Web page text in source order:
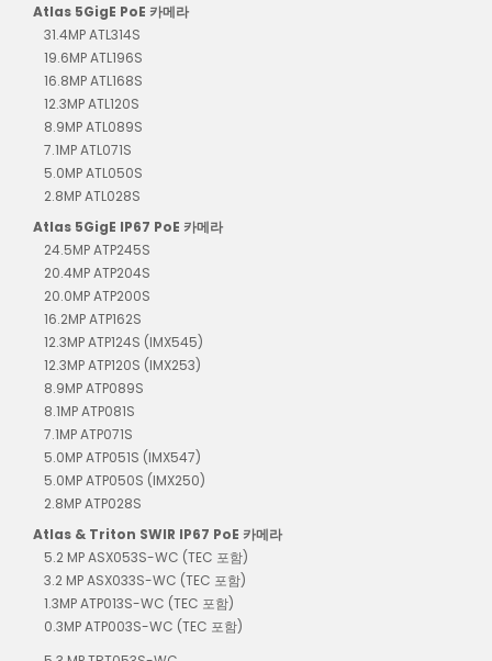
Atlas 5GigE PoE 카메라
31.4MP ATL314S
19.6MP ATL196S
16.8MP ATL168S
12.3MP ATL120S
8.9MP ATL089S
7.1MP ATL071S
5.0MP ATL050S
2.8MP ATL028S
Atlas 5GigE IP67 PoE 카메라
24.5MP ATP245S
20.4MP ATP204S
20.0MP ATP200S
16.2MP ATP162S
12.3MP ATP124S (IMX545)
12.3MP ATP120S (IMX253)
8.9MP ATP089S
8.1MP ATP081S
7.1MP ATP071S
5.0MP ATP051S (IMX547)
5.0MP ATP050S (IMX250)
2.8MP ATP028S
Atlas & Triton SWIR IP67 PoE 카메라
5.2 MP ASX053S-WC (TEC 포함)
3.2 MP ASX033S-WC (TEC 포함)
1.3MP ATP013S-WC (TEC 포함)
0.3MP ATP003S-WC (TEC 포함)